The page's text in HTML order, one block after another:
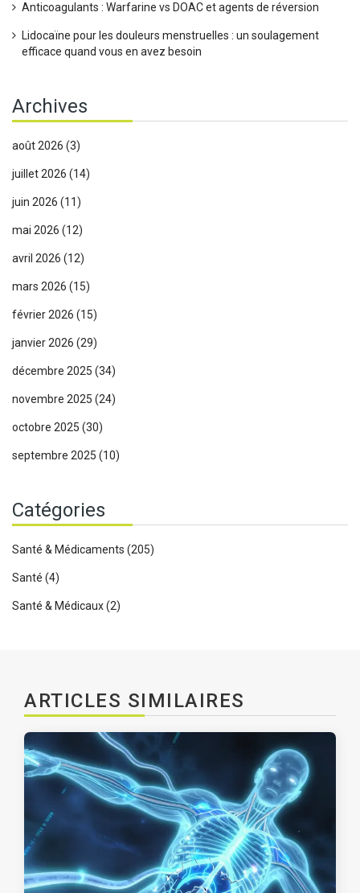
Anticoagulants : Warfarine vs DOAC et agents de réversion
Lidocaïne pour les douleurs menstruelles : un soulagement
efficace quand vous en avez besoin
Archives
août 2026 (3)
juillet 2026 (14)
juin 2026 (11)
mai 2026 (12)
avril 2026 (12)
mars 2026 (15)
février 2026 (15)
janvier 2026 (29)
décembre 2025 (34)
novembre 2025 (24)
octobre 2025 (30)
septembre 2025 (10)
Catégories
Santé & Médicaments (205)
Santé (4)
Santé & Médicaux(2)
ARTICLES SIMILAIRES